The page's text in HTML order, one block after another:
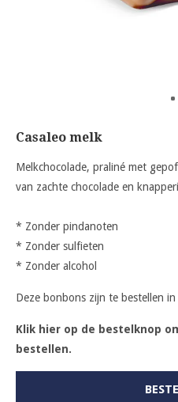
Casaleo melk
Melkchocolade, praliné met
van zachte chocolade en
* Zonder pindanoten
* Zonder sulfieten
* Zonder alcohol
Deze bonbons zijn te bestellen
Klik hier op de bestelknop
bestellen.